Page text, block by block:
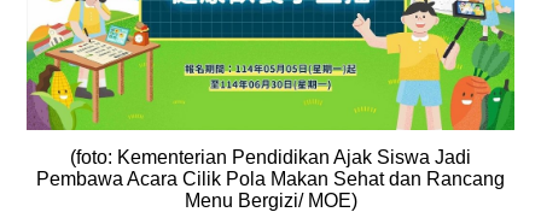
(foto: Kementerian Pendidikan Ajak Siswa Jadi
Pembawa Acara Cilik Pola Makan Sehat dan Rancang
Menu Bergizi/ MOE)